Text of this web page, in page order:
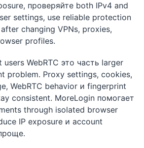
проверяйте both IPv4 and
settings, use reliable protection
changing VPNs, proxies,
profiles.
WebRTC это часть larger
problem. Proxy settings, cookies,
WebRTC behavior и fingerprint
consistent. MoreLogin помогает
through isolated browser
IP exposure и account